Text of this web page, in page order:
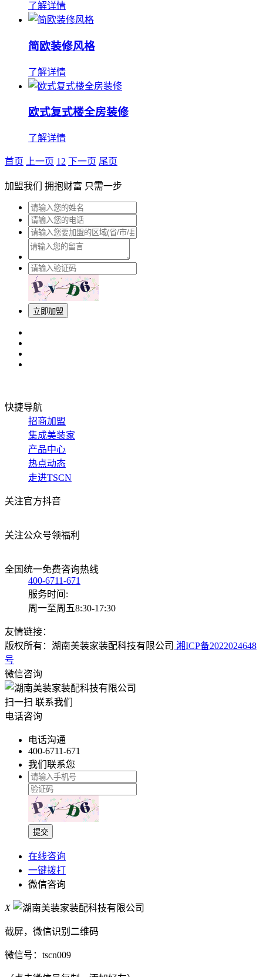
了解详情
简欧装修风格
了解详情
欧式复式楼全房装修
了解详情
首页 上一页 1 2 下一页 尾页
加盟我们 拥抱财富 只需一步
立即加盟
快捷导航
招商加盟
集成美装家
产品中心
热点动态
走进TSCN
关注官方抖音
关注公众号领福利
全国统一免费咨询热线
400-6711-671
服务时间:
周一至周五8:30-17:30
友情链接：
版权所有：湖南美装家装配科技有限公司 湘ICP备2022024648
号
微信咨询
扫一扫 联系我们
电话咨询
电话沟通
400-6711-671
我们联系您
提交
在线咨询
一键拨打
微信咨询
X
截屏，微信识别二维码
微信号： tscn009